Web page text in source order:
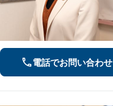
電話でお問い合わせ